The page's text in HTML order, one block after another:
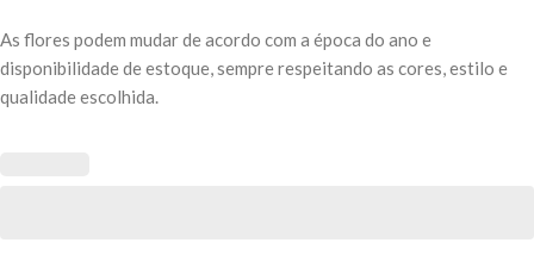
As flores podem mudar de acordo com a época do ano e
disponibilidade de estoque, sempre respeitando as cores, estilo e
qualidade escolhida.